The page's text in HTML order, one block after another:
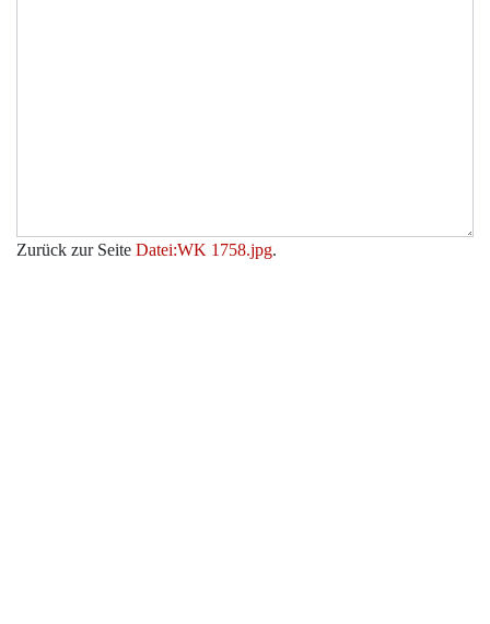
Zurück zur Seite Datei:WK 1758.jpg.